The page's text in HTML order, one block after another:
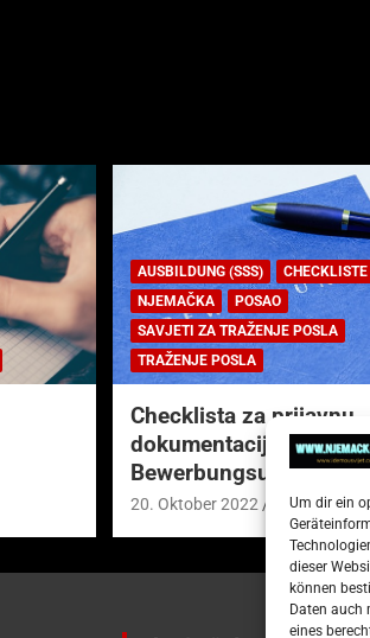
Um dir ein
dieser
können
Daten auch
eines
AUSBILDUNG (SSS)
CHECKLISTE
NJEMAČKA
POSAO
SAVJETI ZA TRAŽENJE POSLA
TRAŽENJE POSLA
Checklista za prijavnu
dokumentaciju (njem.
20. Oktober 2022 Redakcija